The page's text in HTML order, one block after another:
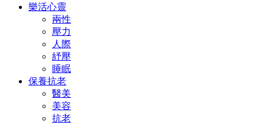
樂活心靈
兩性
壓力
人際
紓壓
睡眠
保養抗老
醫美
美容
抗老